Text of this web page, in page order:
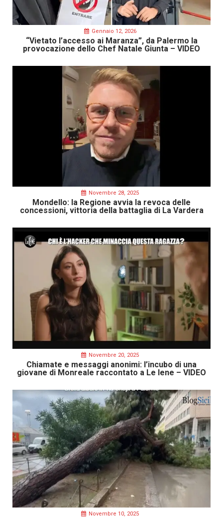
Gennaio 12, 2026
“Vietato l’accesso ai Maranza”, da Palermo la
provocazione dello Chef Natale Giunta – VIDEO
Novembre 28, 2025
Mondello: la Regione avvia la revoca delle
concessioni, vittoria della battaglia di La Vardera
Novembre 20, 2025
Chiamate e messaggi anonimi: l’incubo di una
giovane di Monreale raccontato a Le Iene – VIDEO
Novembre 10, 2025